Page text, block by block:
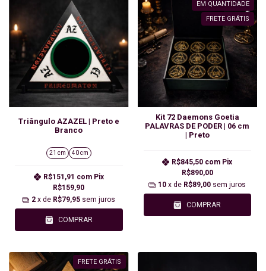
Triângulo AZAZEL | Preto e
Branco
21 cm 40 cm
R$159,90
R$151,91 com Pix
2 x de R$79,95 sem juros
COMPRAR
EM QUANTIDADE
FRETE GRÁTIS
Kit 72 Daemons Goetia
PALAVRAS DE PODER | 06 cm
| Preto
R$890,00
R$845,50 com Pix
10 x de R$89,00 sem juros
COMPRAR
FRETE GRÁTIS